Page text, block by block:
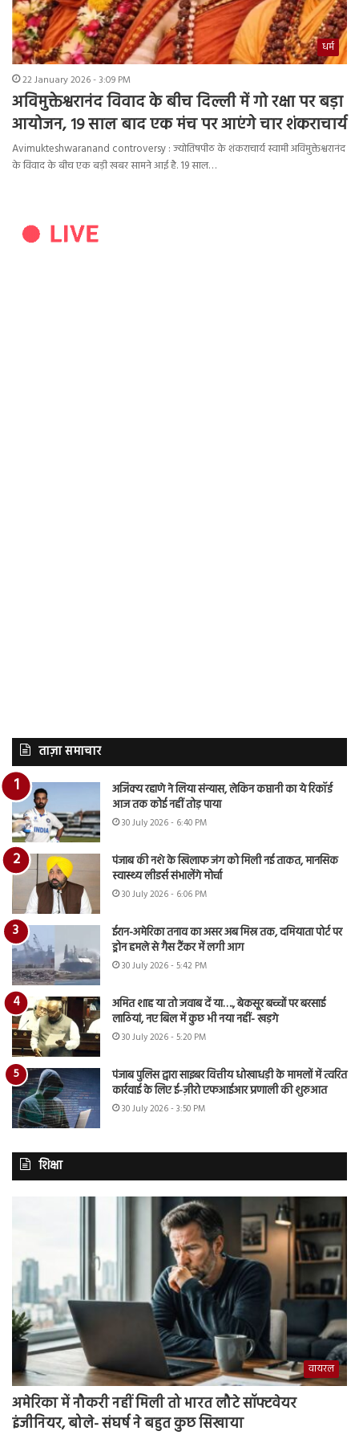
धर्म
22 January 2026 - 3:09 PM
अविमुक्तेश्वरानंद विवाद के बीच दिल्ली में गो रक्षा पर बड़ा
आयोजन, 19 साल बाद एक मंच पर आएंगे चार शंकराचार्य
Avimukteshwaranand controversy : ज्योतिषपीठ के शंकराचार्य स्वामी अविमुक्तेश्वरानंद
के विवाद के बीच एक बड़ी खबर सामने आई है. 19 साल…
ताज़ा समाचार
अजिंक्य रहाणे ने लिया संन्यास, लेकिन कप्तानी का ये रिकॉर्ड
आज तक कोई नहीं तोड़ पाया
30 July 2026 - 6:40 PM
पंजाब की नशे के खिलाफ जंग को मिली नई ताकत, मानसिक
स्वास्थ्य लीडर्स संभालेंगे मोर्चा
30 July 2026 - 6:06 PM
ईरान-अमेरिका तनाव का असर अब मिस्र तक, दमियाता पोर्ट पर
ड्रोन हमले से गैस टैंकर में लगी आग
30 July 2026 - 5:42 PM
अमित शाह या तो जवाब दें या…., बेकसूर बच्चों पर बरसाई
लाठियां, नए बिल में कुछ भी नया नहीं- खड़गे
30 July 2026 - 5:20 PM
पंजाब पुलिस द्वारा साइबर वित्तीय धोखाधड़ी के मामलों में त्वरित
कार्रवाई के लिए ई-ज़ीरो एफआईआर प्रणाली की शुरुआत
30 July 2026 - 3:50 PM
शिक्षा
वायरल
अमेरिका में नौकरी नहीं मिली तो भारत लौटे सॉफ्टवेयर
इंजीनियर, बोले- संघर्ष ने बहुत कुछ सिखाया